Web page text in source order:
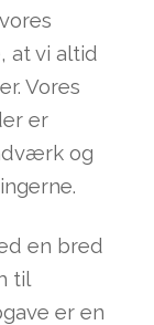
at vi altid
Vores
er
og
en bred
til
er en